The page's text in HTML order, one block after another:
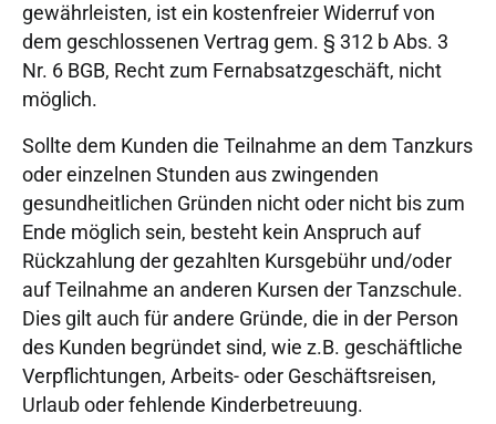
gewährleisten, ist ein kostenfreier Widerruf von
dem geschlossenen Vertrag gem. § 312 b Abs. 3
Nr. 6 BGB, Recht zum Fernabsatzgeschäft, nicht
möglich.
Sollte dem Kunden die Teilnahme an dem Tanzkurs
oder einzelnen Stunden aus zwingenden
gesundheitlichen Gründen nicht oder nicht bis zum
Ende möglich sein, besteht kein Anspruch auf
Rückzahlung der gezahlten Kursgebühr und/oder
auf Teilnahme an anderen Kursen der Tanzschule.
Dies gilt auch für andere Gründe, die in der Person
des Kunden begründet sind, wie z.B. geschäftliche
Verpflichtungen, Arbeits- oder Geschäftsreisen,
Urlaub oder fehlende Kinderbetreuung.